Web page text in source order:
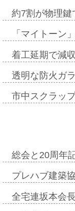
約7割が物理
「マイトーン
着工延期で減
透明な防火ガ
市中スクラッ
総会と20周年
プレハブ建築
全宅連坂本会